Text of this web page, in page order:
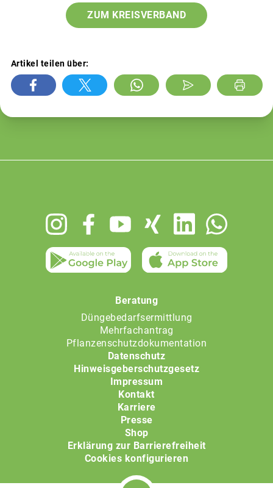
ZUM KREISVERBAND
Artikel teilen über:
Beratung
Düngebedarfsermittlung
Mehrfachantrag
Pflanzenschutzdokumentation
Datenschutz
Hinweisgeberschutzgesetz
Impressum
Kontakt
Karriere
Presse
Shop
Erklärung zur Barrierefreiheit
Cookies konfigurieren